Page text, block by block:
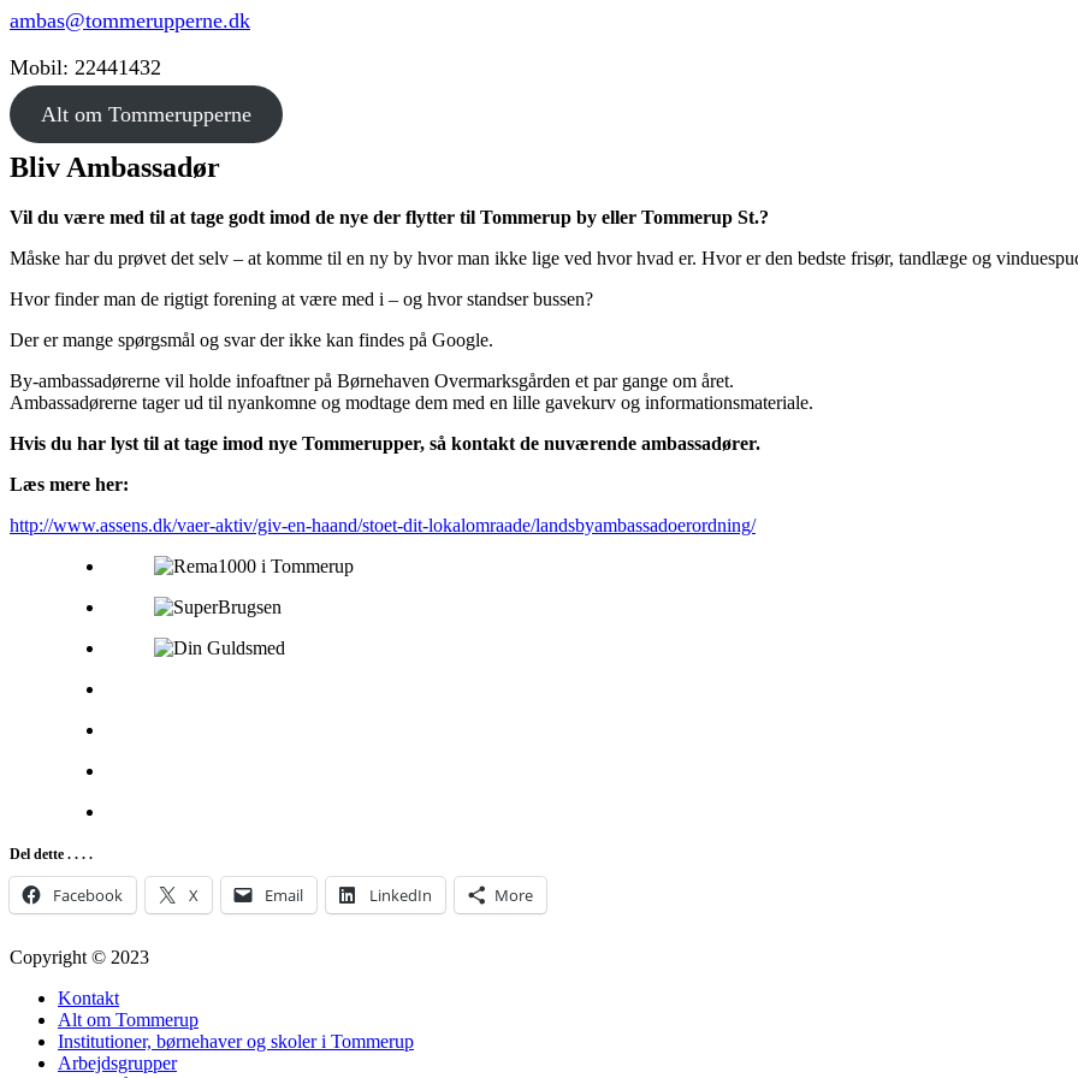
ambas@tommerupperne.dk
Mobil: 22441432
Alt om Tommerupperne
Bliv Ambassadør
Vil du være med til at tage godt imod de nye der flytter til Tommerup by eller Tommerup St.?
Måske har du prøvet det selv – at komme til en ny by hvor man ikke lige ved hvor hvad er. Hvor er den bedste frisør, tandlæge og
Hvor finder man de rigtigt forening at være med i – og hvor standser bussen?
Der er mange spørgsmål og svar der ikke kan findes på Google.
By-ambassadørerne vil holde infoaftner på Børnehaven Overmarksgården et par gange om året.
Ambassadørerne tager ud til nyankomne og modtage dem med en lille gavekurv og informationsmateriale.
Hvis du har lyst til at tage imod nye Tommerupper, så kontakt de nuværende ambassadører.
Læs mere her:
http://www.assens.dk/vaer-aktiv/giv-en-haand/stoet-dit-lokalomraade/landsbyambassadoerordning/
Del dette . . . .
Facebook X Email LinkedIn More
Copyright © 2023
Kontakt
Alt om Tommerup
Institutioner, børnehaver og skoler i Tommerup
Arbejdsgrupper